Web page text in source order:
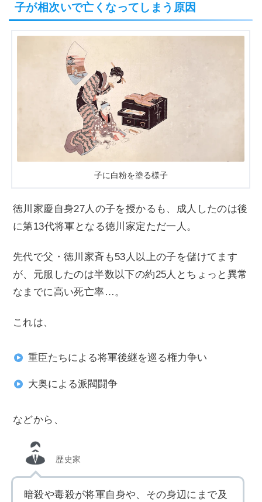
子が相次いで亡くなってしまう原因
子に白粉を塗る様子
徳川家慶自身27人の子を授かるも、成人したのは後
に第13代将軍となる徳川家定ただ一人。
先代で父・徳川家斉も53人以上の子を儲けてます
が、元服したのは半数以下の約25人とちょっと異常
なまでに高い死亡率…。
これは、
重臣たちによる将軍後継を巡る権力争い
大奥による派閥闘争
などから、
歴史家
暗殺や毒殺が将軍自身や、その身辺にまで及